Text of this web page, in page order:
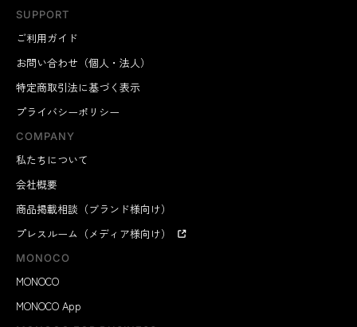
SUPPORT
ご利用ガイド
お問い合わせ（個人・法人）
特定商取引法に基づく表示
プライバシーポリシー
COMPANY
私たちについて
会社概要
商品掲載相談（ブランド様向け）
プレスルーム（メディア様向け）
MONOCO
MONOCO
MONOCO App